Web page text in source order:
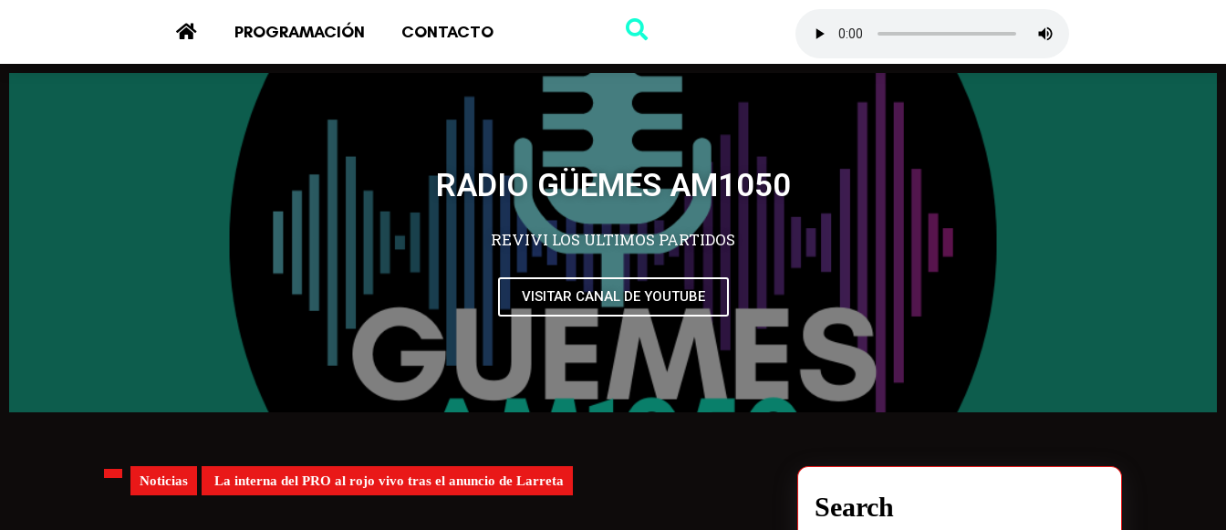
PROGRAMACIÓN CONTACTO
RADIO GÜEMES AM1050
REVIVI LOS ULTIMOS PARTIDOS
VISITAR CANAL DE YOUTUBE
Noticias La interna del PRO al rojo vivo tras el anuncio de Larreta
Search